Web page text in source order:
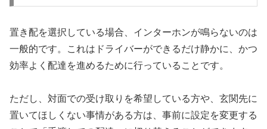
置き配を選択している場合、インターホンが鳴らないのは
一般的です。これはドライバーができるだけ静かに、かつ
効率よく配達を進めるために行っていることです。
ただし、対面での受け取りを希望している方や、玄関先に
置いてほしくない事情がある方は、事前に設定を変更する